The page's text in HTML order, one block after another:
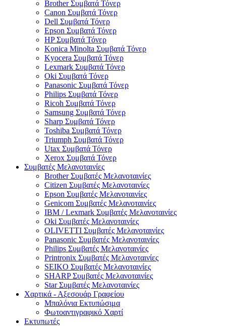
Brother Συμβατά Τόνερ
Canon Συμβατά Τόνερ
Dell Συμβατά Τόνερ
Epson Συμβατά Τόνερ
HP Συμβατά Τόνερ
Konica Minolta Συμβατά Τόνερ
Kyocera Συμβατά Τόνερ
Lexmark Συμβατά Τόνερ
Oki Συμβατά Τόνερ
Panasonic Συμβατά Τόνερ
Philips Συμβατά Τόνερ
Ricoh Συμβατά Τόνερ
Samsung Συμβατά Τόνερ
Sharp Συμβατά Τόνερ
Toshiba Συμβατά Τόνερ
Triumph Συμβατά Τόνερ
Utax Συμβατά Τόνερ
Xerox Συμβατά Τόνερ
Συμβατές Μελανοταινίες
Brother Συμβατές Μελανοταινίες
Citizen Συμβατές Μελανοταινίες
Epson Συμβατές Μελανοταινίες
Genicom Συμβατές Μελανοταινίες
IBM / Lexmark Συμβατές Μελανοταινίες
Oki Συμβατές Μελανοταινίες
OLIVETTI Συμβατές Μελανοταινίες
Panasonic Συμβατές Μελανοταινίες
Philips Συμβατές Μελανοταινίες
Printronix Συμβατές Μελανοταινίες
SEIKO Συμβατές Μελανοταινίες
SHARP Συμβατές Μελανοταινίες
Star Συμβατές Μελανοταινίες
Χαρτικά - Αξεσουάρ Γραφείου
Μπαλόνια Εκτυπώσιμα
Φωτοαντιγραφικό Χαρτί
Εκτυπωτές